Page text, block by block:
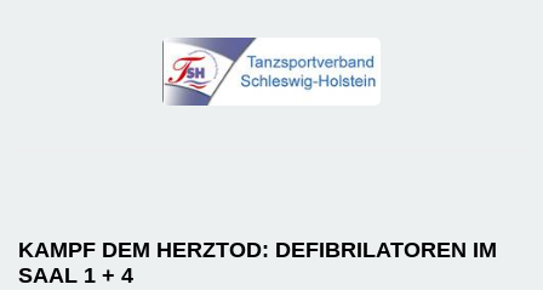
KAMPF DEM HERZTOD: DEFIBRILATOREN IM
SAAL 1 + 4